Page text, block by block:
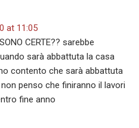
at 11:05
CERTE?? sarebbe
sarà abbattuta la casa
contento che sarà abbattuta
penso che finiranno il lavori
fine anno